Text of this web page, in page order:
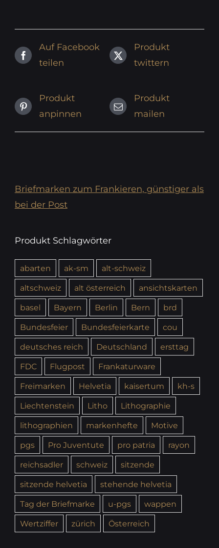
Auf Facebook
teilen
Produkt
twittern
Produkt
anpinnen
Produkt
mailen
Briefmarken zum Frankieren, günstiger als
bei der Post
Produkt Schlagwörter
abarten ak-sm
alt-schweiz
altschweiz
alt österreich
ansichtskarten
basel
Bayern Berlin Bern
brd
Bundesfeier
Bundesfeierkarte
cou
deutsches reich
Deutschland
ersttag
FDC
Flugpost
Frankaturware
Freimarken
Helvetia kaisertum
kh-s
Liechtenstein
Litho
Lithographie
lithographien
markenhefte
Motive
pgs
Pro Juventute pro patria
rayon
reichsadler
schweiz
sitzende
sitzende helvetia
stehende helvetia
Tag der Briefmarke
u-pgs
wappen
Wertziffer
zürich Österreich